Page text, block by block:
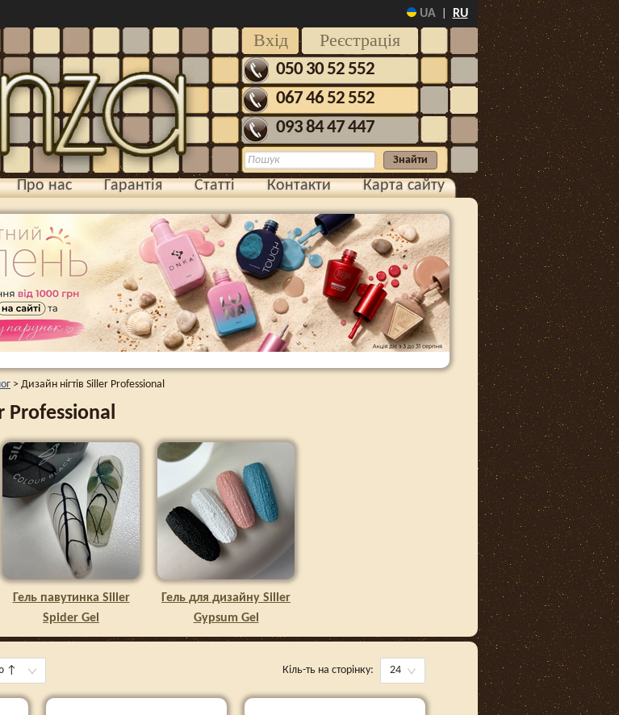
UA RU
Реєстрація
Вхід
050 30 52 552
067 46 52 552
093 84 47 447
Про нас Гарантія Статті Контакти Карта сайту
> Дизайн нігтів Siller Professional
Professional
Гель павутинка Siller
Spider Gel
Гель для дизайну Siller
Gypsum Gel
↑ Кіль-ть на сторінку: 24